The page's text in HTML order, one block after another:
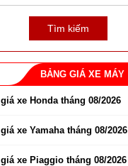
BẢNG GIÁ XE MÁY
xe Honda tháng 08/2026
xe Yamaha tháng 08/2026
xe Piaggio tháng 08/2026